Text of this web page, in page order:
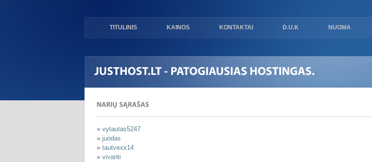
TITULINIS KAINOS KONTAKTAI D.U.K NUOMA
» vytautas5247
» juodas
» tautvexx14
» vivanti